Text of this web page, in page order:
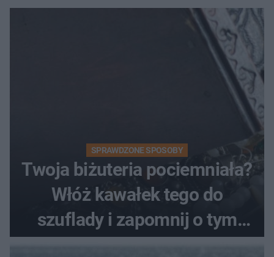
SPRAWDZONE SPOSOBY
Twoja biżuteria pociemniała?
Włóż kawałek tego do
szuflady i zapomnij o tym